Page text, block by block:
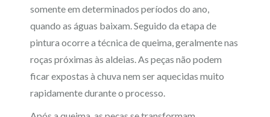
somente em determinados períodos do ano,
quando as águas baixam. Seguido da etapa de
pintura ocorre a técnica de queima, geralmente nas
roças próximas às aldeias. As peças não podem
ficar expostas à chuva nem ser aquecidas muito
rapidamente durante o processo.